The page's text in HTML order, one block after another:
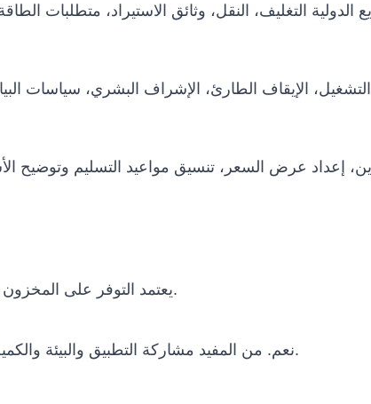
يعتمد التوفر على المخزون والتكوين وسياسة الشركة المصنعة وبلد الوجهة.
نعم. من المفيد مشاركة التطبيق والبيئة والكمية والميزانية والجدول الزمني ومتطلبات التكامل.